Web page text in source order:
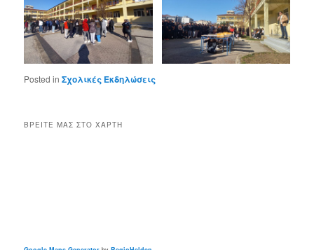
Posted in Σχολικές Εκδηλώσεις
ΒΡΕΊΤΕ ΜΑΣ ΣΤΟ ΧΆΡΤΗ